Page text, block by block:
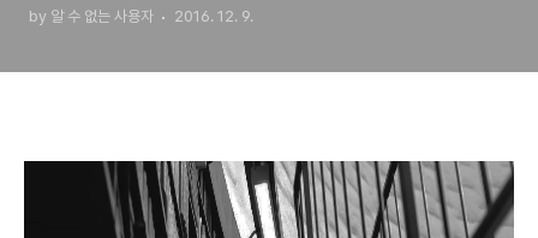
by 알 수 없는 사용자 2016. 12. 9.